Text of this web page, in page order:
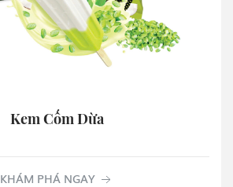
Kem Cốm Dừa
KHÁM PHÁ NGAY